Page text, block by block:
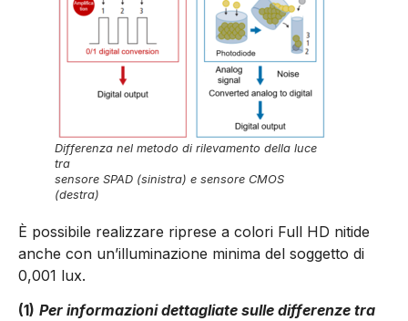
Differenza nel metodo di rilevamento della luce
tra
sensore SPAD (sinistra) e sensore CMOS
(destra)
È possibile realizzare riprese a colori Full HD nitide
anche con un’illuminazione minima del soggetto di
0,001 lux.
(1) Per informazioni dettagliate sulle differenze tra